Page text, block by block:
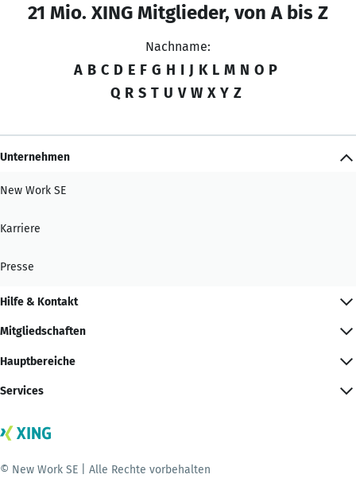
21 Mio. XING Mitglieder, von A bis Z
Nachname:
A B C D E F G H I J K L M N O P
Q R S T U V W X Y Z
Unternehmen
New Work SE
Karriere
Presse
Hilfe & Kontakt
Mitgliedschaften
Hauptbereiche
Services
© New Work SE | Alle Rechte vorbehalten